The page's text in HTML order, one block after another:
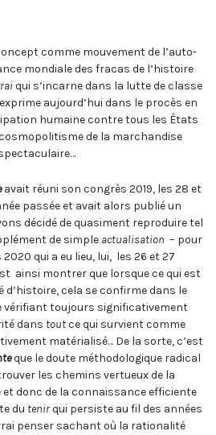
comme mouvement de l’auto-
mondiale des fracas de l’histoire
qui s’incarne dans la lutte de classe
aujourd’hui dans le procès en
humaine contre tous les États
de la marchandise
avait réuni son congrès 2019, les 28 et
passée et avait alors publié un
décidé de quasiment reproduire tel
de simple actualisation – pour
qui a eu lieu, lui, les 26 et 27
ainsi montrer que lorsque ce qui est
d’histoire, cela se confirme dans le
vérifiant toujours significativement
dans toutce qui survient comme
matérialisé… De la sorte, c’est
que le doute méthodologique radical
les chemins vertueux de la
donc de la connaissance efficiente
du tenirqui persiste au fil des années
penser sachant où la rationalité